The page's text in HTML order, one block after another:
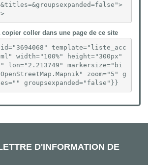
coller dans une page de ce site
template="liste_acc
width="100%" height="300px"
lon="2.213749" markersize="bi
zoom="5" g
groupsexpanded="false"}}
D'INFORMATION DE